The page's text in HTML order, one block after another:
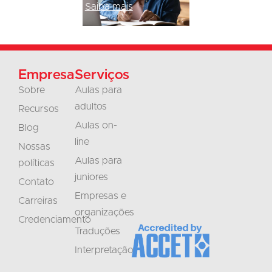
Saiba mais
Empresa
Sobre
Recursos
Blog
Nossas
políticas
Contato
Carreiras
Credenciamento
Serviços
Aulas para
adultos
Aulas on-
line
Aulas para
juniores
Empresas e
organizações
Traduções
Interpretação